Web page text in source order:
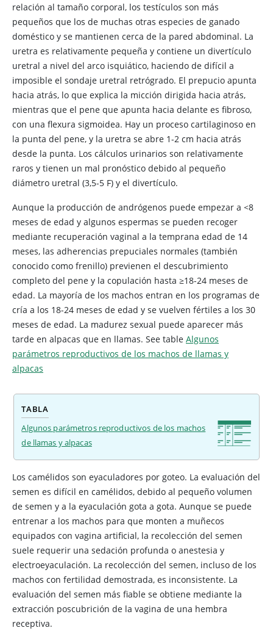
relación al tamaño corporal, los testículos son más
pequeños que los de muchas otras especies de ganado
doméstico y se mantienen cerca de la pared abdominal. La
uretra es relativamente pequeña y contiene un divertículo
uretral a nivel del arco isquiático, haciendo de difícil a
imposible el sondaje uretral retrógrado. El prepucio apunta
hacia atrás, lo que explica la micción dirigida hacia atrás,
mientras que el pene que apunta hacia delante es fibroso,
con una flexura sigmoidea. Hay un proceso cartilaginoso en
la punta del pene, y la uretra se abre 1-2 cm hacia atrás
desde la punta. Los cálculos urinarios son relativamente
raros y tienen un mal pronóstico debido al pequeño
diámetro uretral (3,5-5 F) y el divertículo.
Aunque la producción de andrógenos puede empezar a <8
meses de edad y algunos espermas se pueden recoger
mediante recuperación vaginal a la temprana edad de 14
meses, las adherencias prepuciales normales (también
conocido como frenillo) previenen el descubrimiento
completo del pene y la copulación hasta ≥18-24 meses de
edad. La mayoría de los machos entran en los programas de
cría a los 18-24 meses de edad y se vuelven fértiles a los 30
meses de edad. La madurez sexual puede aparecer más
tarde en alpacas que en llamas. See table Algunos
parámetros reproductivos de los machos de llamas y
alpacas
TABLA
Algunos parámetros reproductivos de los machos
de llamas y alpacas
Los camélidos son eyaculadores por goteo. La evaluación del
semen es difícil en camélidos, debido al pequeño volumen
de semen y a la eyaculación gota a gota. Aunque se puede
entrenar a los machos para que monten a muñecos
equipados con vagina artificial, la recolección del semen
suele requerir una sedación profunda o anestesia y
electroeyaculación. La recolección del semen, incluso de los
machos con fertilidad demostrada, es inconsistente. La
evaluación del semen más fiable se obtiene mediante la
extracción poscubrición de la vagina de una hembra
receptiva.